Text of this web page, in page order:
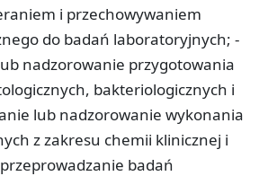
i przechowywaniem
do badań laboratoryjnych; -
nadzorowanie przygotowania
bakteriologicznych i
lub nadzorowanie wykonania
z zakresu chemii klinicznej i
badań